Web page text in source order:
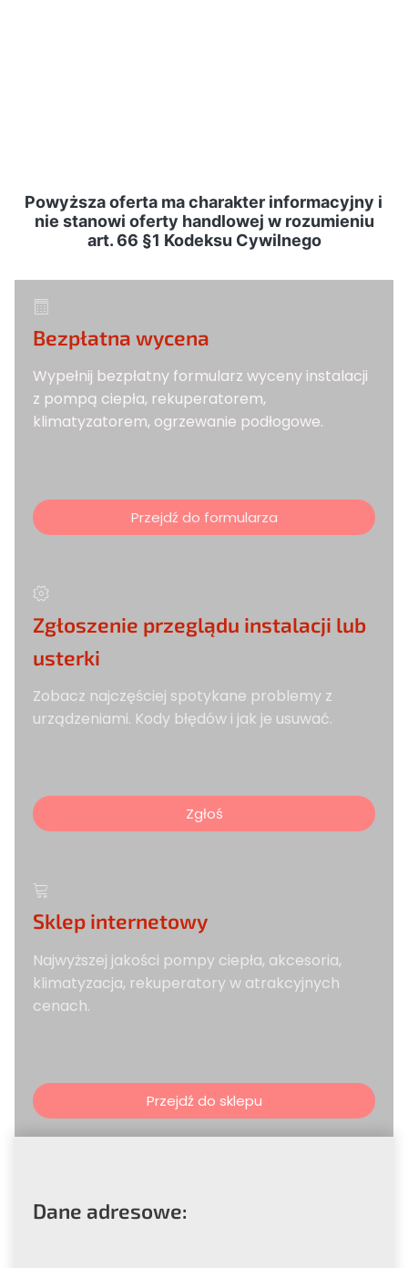
Powyższa oferta ma charakter informacyjny i
nie stanowi oferty handlowej w rozumieniu
art. 66 §1 Kodeksu Cywilnego
Bezpłatna wycena
Wypełnij bezpłatny formularz wyceny instalacji
z pompą ciepła, rekuperatorem,
klimatyzatorem, ogrzewanie podłogowe.
Przejdź do formularza
Zgłoszenie przeglądu instalacji lub
usterki
Zobacz najczęściej spotykane problemy z
urządzeniami. Kody błędów i jak je usuwać.
Zgłoś
Sklep internetowy
Najwyższej jakości pompy ciepła, akcesoria,
klimatyzacja, rekuperatory w atrakcyjnych
cenach.
Przejdź do sklepu
Dane adresowe: